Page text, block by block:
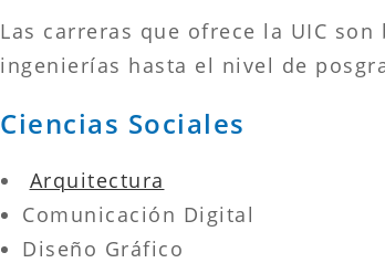
Las carreras que ofrece la UIC
ingenierías hasta el nivel de
Ciencias Sociales
Arquitectura
Comunicación Digital
Diseño Gráfico